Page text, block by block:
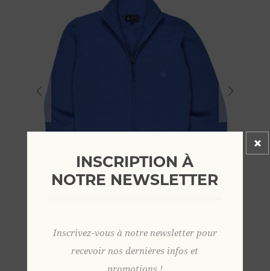
INSCRIPTION À
NOTRE NEWSLETTER
Inscrivez-vous à notre newsletter pour
recevoir nos dernières infos et